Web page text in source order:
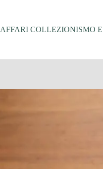
AFFARI COLLEZIONISMO